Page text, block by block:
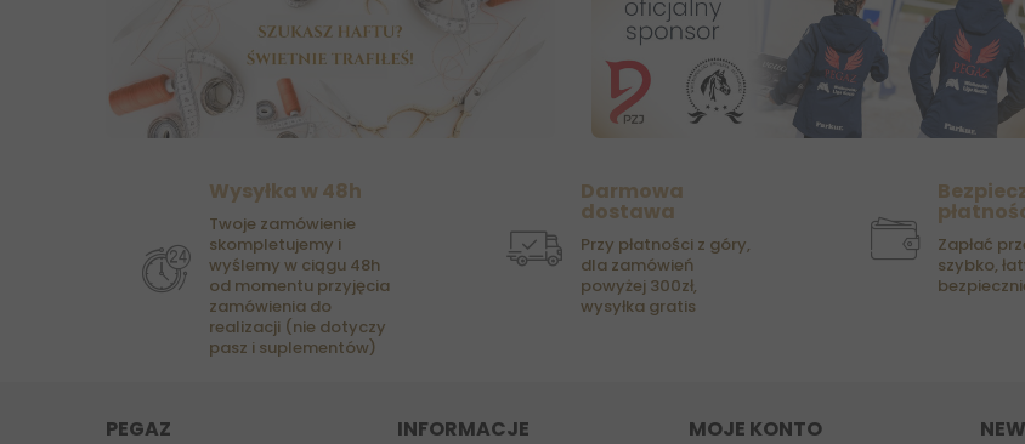
Wysyłka w 48h
Twoje zamówienie
skompletujemy i
wyślemy w ciągu 48h
od momentu przyjęcia
zamówienia do
realizacji (nie dotyczy
pasz i suplementów)
Darmowa
dostawa
Przy płatności z góry,
dla zamówień
powyżej 300zł,
wysyłka gratis
Zapłać
szybko,
PEGAZ INFORMACJE MOJE KONTO